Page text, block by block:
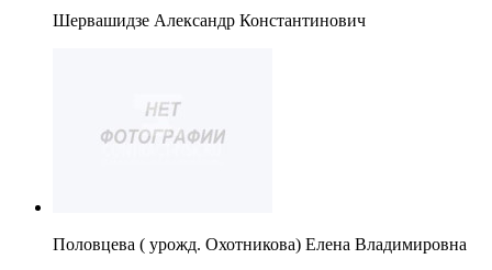
Шервашидзе Александр Константинович
Половцева ( урожд. Охотникова) Елена Владимировна